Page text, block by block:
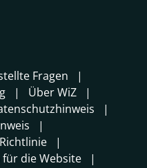
Fragen
Über WiZ
die Website